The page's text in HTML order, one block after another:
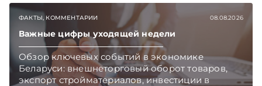
как изменились правила игры в текущем году.
Подписывайтесь на Telegram‑канал и Viber.
Главное об экономике Беларуси — раньше,
чем в новостях TelegramViber
ФАКТЫ, КОММЕНТАРИИ 08.08.2026
Важные цифры уходящей недели
Обзор ключевых событий в экономике
Беларуси: внешнеторговый оборот товаров,
экспорт стройматериалов, инвестиции в